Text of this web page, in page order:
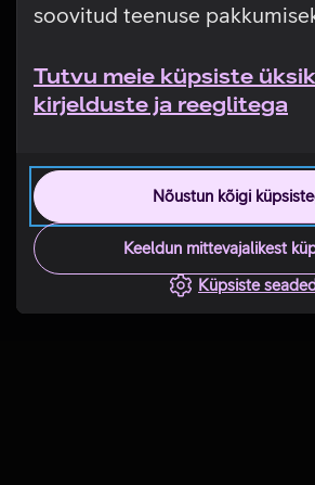
soovitud teenuse
Tutvu meie küpsiste
kirjelduste ja reeglitega
Nõustun kõigi
Keeldun mittevajalikest
Küpsiste